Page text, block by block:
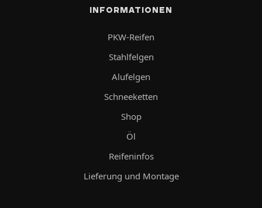
INFORMATIONEN
PKW-Reifen
Stahlfelgen
Alufelgen
Schneeketten
Shop
Öl
Reifeninfos
Lieferung und Montage